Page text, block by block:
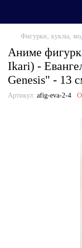
Фигурки, куклы,
Аниме
Ikari) -
Genesis" - 13
Артикул: afig-eva-2-4